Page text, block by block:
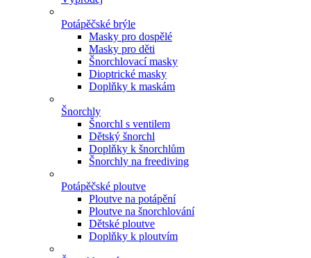
Potápěčské brýle
Masky pro dospělé
Masky pro děti
Šnorchlovací masky
Dioptrické masky
Doplňky k maskám
Šnorchly
Šnorchl s ventilem
Dětský šnorchl
Doplňky k šnorchlům
Šnorchly na freediving
Potápěčské ploutve
Ploutve na potápění
Ploutve na šnorchlování
Dětské ploutve
Doplňky k ploutvím